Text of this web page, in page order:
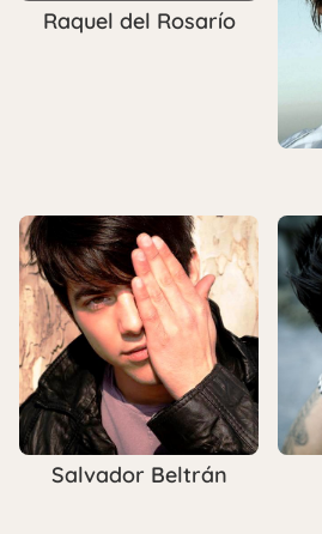
Raquel del Rosarío
Salvador Beltrán